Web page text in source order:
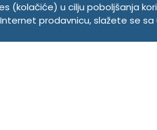
INFORMACIJE
Politika o kolačićima
(kolačiće) u cilju poboljšanja
prodavnicu, slažete se